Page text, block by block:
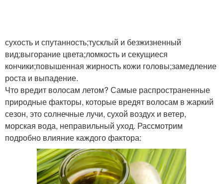
сухость и спутанность;тусклый и безжизненный
вид;выгорание цвета;ломкость и секущиеся
кончики;повышенная жирность кожи головы;замедление
роста и выпадение.
Что вредит волосам летом? Самые распространенные
природные факторы, которые вредят волосам в жаркий
сезон, это солнечные лучи, сухой воздух и ветер,
морская вода, неправильный уход. Рассмотрим
подробно влияние каждого фактора: